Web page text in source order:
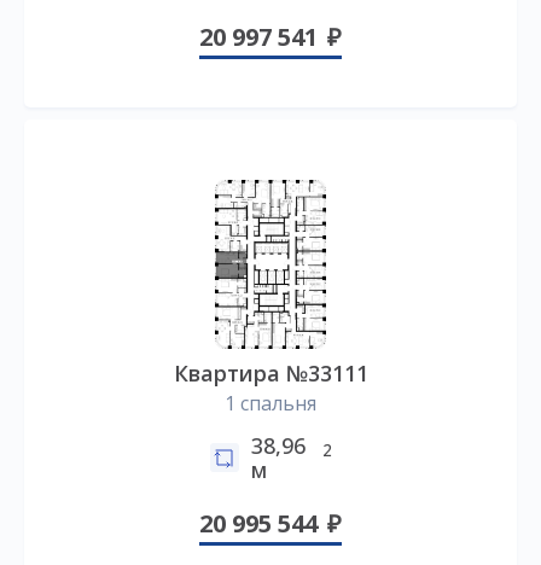
20 997 541
Квартира №33111
1 спальня
38,96
м
2
20 995 544